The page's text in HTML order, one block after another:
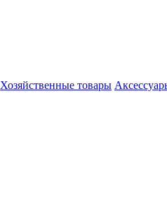
Хозяйственные товары